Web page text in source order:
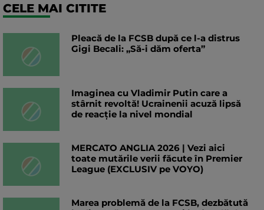
CELE MAI CITITE
Pleacă de la FCSB după ce l-a distrus
Gigi Becali: „Să-i dăm oferta”
Imaginea cu Vladimir Putin care a
stârnit revoltă! Ucrainenii acuză lipsă
de reacție la nivel mondial
MERCATO ANGLIA 2026 | Vezi aici
toate mutările verii făcute în Premier
League (EXCLUSIV pe VOYO)
Marea problemă de la FCSB, dezbătută